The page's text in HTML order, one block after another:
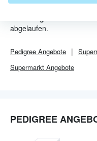
abgelaufen.
Pedigree Angebote
Supermarkt Angebote
PEDIGREE